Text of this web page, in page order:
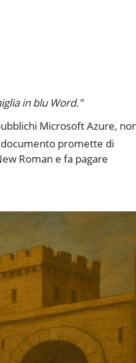
in blu Word.”
Microsoft Azure,
promette di
Roman e fa pagare